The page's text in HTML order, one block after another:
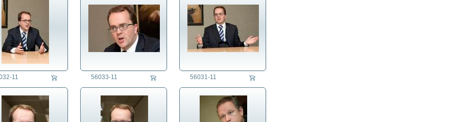
11 56033-11 56031-11